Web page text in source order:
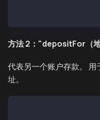
方法 2："depositFor（
代表另一个账户存款。
址。